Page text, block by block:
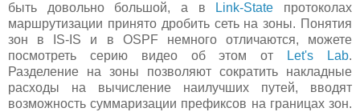
быть довольно большой, а в
Link-State протоколах
маршрутизации принято дробить сеть на зоны. Понятия
зон в IS-IS и в OSPF немного отличаются, можете
посмотреть серию видео об этом от
Let's Lab.
Разделение на зоны позволяют сократить накладные
расходы на вычисление наилучших путей, вводят
возможность суммаризации префиксов на границах зон.